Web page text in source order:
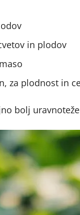
in plodov
za plodnost in
bolj